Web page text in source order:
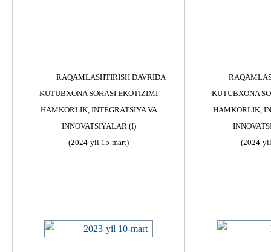
RAQAMLASHTIRISH DAVRIDA
KUTUBXONA SOHASI EKOTIZIMI
HAMKORLIK, INTEGRATSIYA VA
INNOVATSIYALAR (I)
(2024-yil 15-mart)
KUTUBXONA
HAMKORLIK,
(2024-